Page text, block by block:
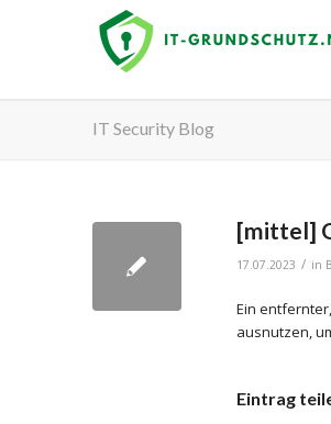
IT Security Blog
[mittel]
17.07.2023 / in
Ein
ausnutzen,
Eintrag